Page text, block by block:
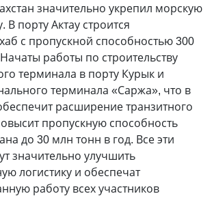
значительно укрепил морскую
В порту Актау строится
с пропускной способностью 300
работы по строительству
терминала в порту Курык и
терминала «Саржа», что в
расширение транзитного
пропускную способность
до 30 млн тонн в год. Все эти
значительно улучшить
логистику и обеспечат
работу всех участников